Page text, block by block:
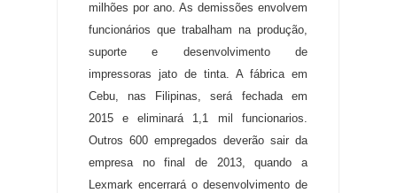
milhões por ano. As demissões envolvem
funcionários que trabalham na produção,
suporte e desenvolvimento de
impressoras jato de tinta. A fábrica em
Cebu, nas Filipinas, será fechada em
2015 e eliminará 1,1 mil funcionarios.
Outros 600 empregados deverão sair da
empresa no final de 2013, quando a
Lexmark encerrará o desenvolvimento de